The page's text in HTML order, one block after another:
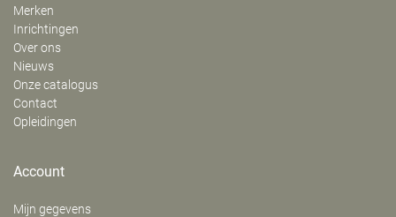
Merken
Inrichtingen
Over ons
Nieuws
Onze catalogus
Contact
Opleidingen
Account
Mijn gegevens